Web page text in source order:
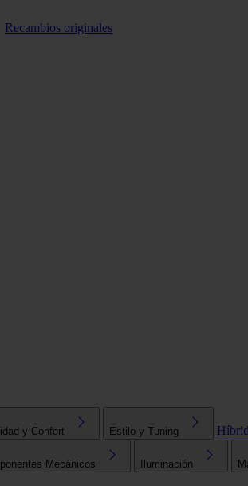
Recambios originales
y Confort Estilo y Tuning
Mecánicos Iluminación